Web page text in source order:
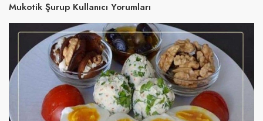
Mukotik Şurup Kullanıcı Yorumları